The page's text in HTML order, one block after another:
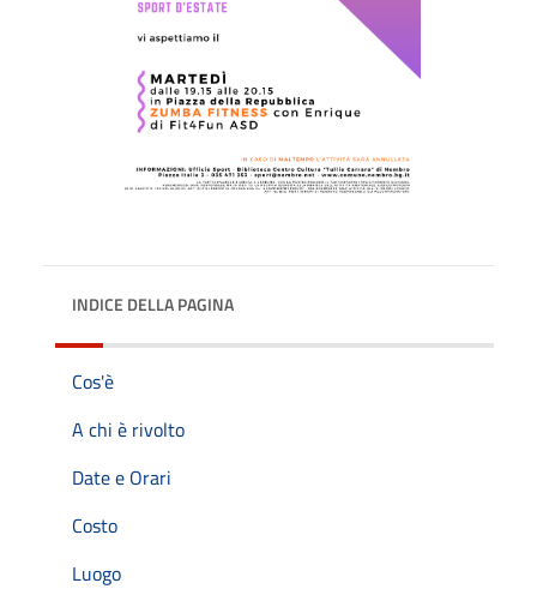
INDICE DELLA PAGINA
Cos'è
A chi è rivolto
Date e Orari
Costo
Luogo